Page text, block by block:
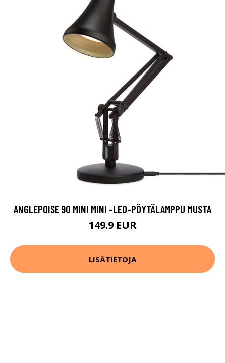
ANGLEPOISE 90 MINI MINI -LED-PÖYTÄLAMPPU MUSTA
149.9 EUR
LISÄTIETOJA